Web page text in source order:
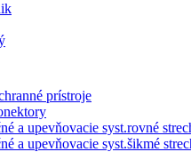
prístroje
a upevňovacie syst.rovné
a upevňovacie syst.šikmé